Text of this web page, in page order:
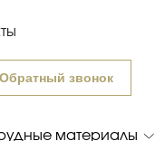
Обратный звонок
материалы